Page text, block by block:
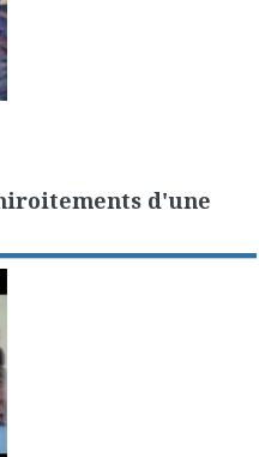
d'une